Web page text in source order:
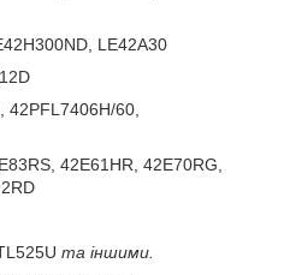
LE42A30
42PFL7406H/60,
42E61HR, 42E70RG,
та іншими.